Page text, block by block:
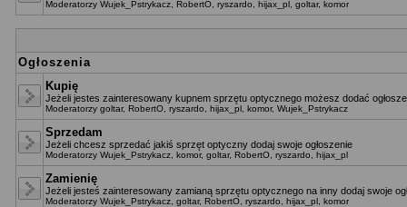
Moderatorzy Wujek_Pstrykacz RobertO ryszardo hijax_pl goltar, komor
Ogłoszenia
Kupię
Jeżeli jestes zainteresowany kupnem sprzętu optycznego możesz dodać
Moderatorzy goltar, RobertO ryszardo hijax_pl komor, Wujek_Pstrykacz
Sprzedam
Jeżeli chcesz sprzedać jakiś sprzęt optyczny dodaj swoje ogłoszenie
Moderatorzy Wujek_Pstrykacz komor, goltar, RobertO ryszardo hijax_pl
Zamienię
Jeżeli jesteś zainteresowany zamianą sprzętu optycznego na inny dodaj swoje
Moderatorzy Wujek_Pstrykacz goltar, RobertO ryszardo hijax_pl komor